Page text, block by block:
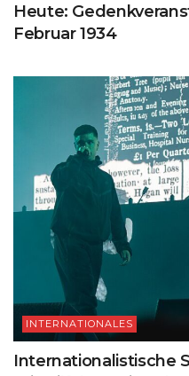
Heute:
Februar 1934
INTERNATIONALES
Internationalistische